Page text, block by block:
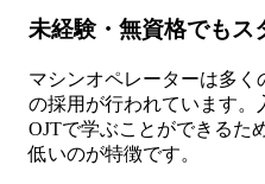
未経験・無資格でもス
マシンオペレーターは多く
の採用が行われています。
OJTで学ぶことができるた
低いのが特徴です。